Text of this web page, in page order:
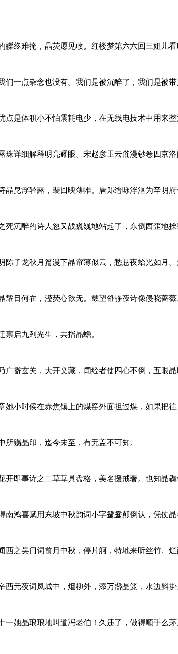
皪终难掩，晶荧愿见收。红楼梦第六六回三姐儿
们一点杂念也没有。我们是被沉醉了，我们是被带
点是体积小不怕震耗电少，在无线电技术中用来整
珠详细解释明亮耀眼。宋赵彦卫云麓漫钞卷四京
晶晃浮轻露，裴回映薄帷。唐郑缙咏浮沤为辛明府
死沉醉的诗人忽又战巍巍地站起了，东倒西歪地挨
陈子龙秋月篇漫下晶帘薄似云，愁悬夜蛤光如月
耀目何在，瀅荧心欲无。戴望舒静夜诗像侵晓蔷
禀启九列光生，共指晶蟾。
广擗玄关，大开义藏，闻经者使四心不倒，五眼晶
她小时候在赤焦镇上的煤窑外面担过煤，如果把
所赐晶印，迄今未至，有无盖不可知。
开即事诗之二草草具盘格，美名援戒奢。也知晶
南鸿喜赋用东坡中秋韵词小字鸳鸯颠倒认，凭仗
西之吴门词前月中秋，停片舸，特地来听丝竹。烂
酉元夜词凤城中，烟柳外，添万盏晶笼，水边斜
一她晶琅琅地叫道冯老伯！久违了，做得顺手么